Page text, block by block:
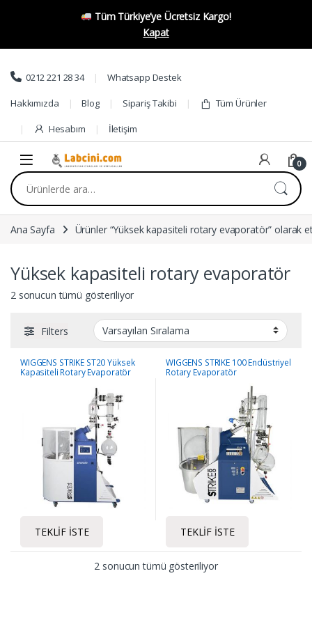
Tüm Türkiye’ye Ücretsiz Kargo!
Kapat
Skip to navigation
Skip to content
0212 221 28 34 Whatsapp Destek
Hakkımızda Blog Sipariş Takibi Tüm Ürünler
Hesabım İletişim
0
Ara:
Ana Sayfa Ürünler “Yüksek kapasiteli rotary evaporatör” olarak
Yüksek kapasiteli rotary evaporatör
2 sonucun tümü gösteriliyor
Filters
WIGGENS STRIKE ST20 Yüksek
Kapasiteli Rotary Evaporatör
TEKLIF İSTE
WIGGENS STRIKE 100 Endüstriyel
Rotary Evaporatör
TEKLIF İSTE
2 sonucun tümü gösteriliyor